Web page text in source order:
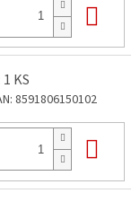
KS
8591806150102